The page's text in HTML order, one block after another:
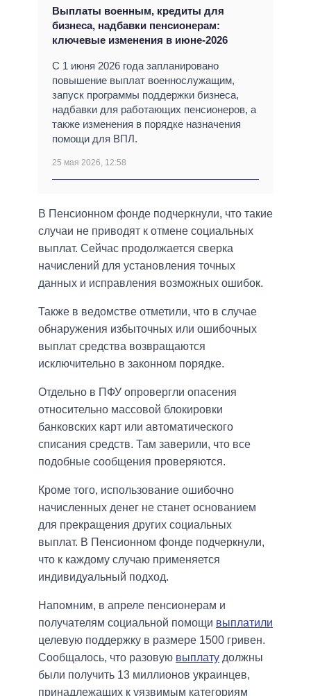
Выплаты военным, кредиты для
бизнеса, надбавки пенсионерам:
ключевые изменения в июне-2026
С 1 июня 2026 года запланировано
повышение выплат военнослужащим,
запуск программы поддержки бизнеса,
надбавки для работающих пенсионеров, а
также изменения в порядке назначения
помощи для ВПЛ.
25 мая 2026, 12:58
В Пенсионном фонде подчеркнули, что такие
случаи не приводят к отмене социальных
выплат. Сейчас продолжается сверка
начислений для установления точных
данных и исправления возможных ошибок.
Также в ведомстве отметили, что в случае
обнаружения избыточных или ошибочных
выплат средства возвращаются
исключительно в законном порядке.
Отдельно в ПФУ опровергли опасения
относительно массовой блокировки
банковских карт или автоматического
списания средств. Там заверили, что все
подобные сообщения проверяются.
Кроме того, использование ошибочно
начисленных денег не станет основанием
для прекращения других социальных
выплат. В Пенсионном фонде подчеркнули,
что к каждому случаю применяется
индивидуальный подход.
Напомним, в апреле пенсионерам и
получателям социальной помощи выплатили
целевую поддержку в размере 1500 гривен.
Сообщалось, что разовую выплату должны
были получить 13 миллионов украинцев,
принадлежащих к уязвимым категориям